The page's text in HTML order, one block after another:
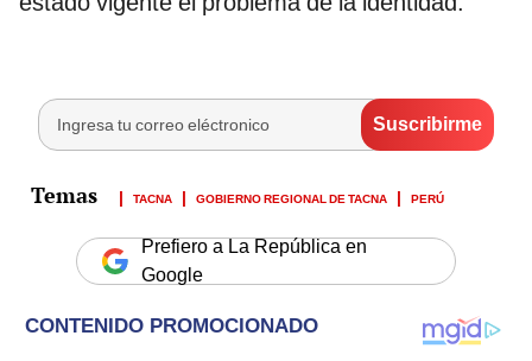
TACNA GOBIERNO REGIONAL DE TACNA PERÚ
Prefiero a La República en
Google